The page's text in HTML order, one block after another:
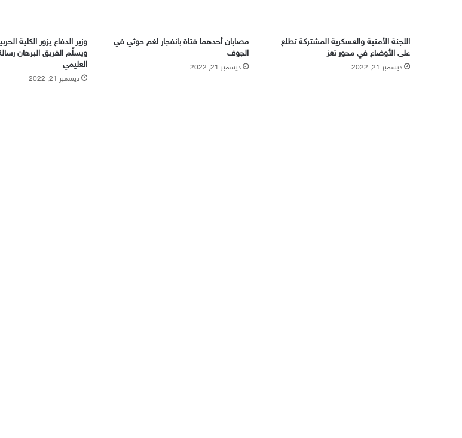
اللجنة الأمنية والعسكرية المشتركة تطلع
على الأوضاع في محور تعز
ديسمبر 21, 2022
مصابان أحدهما فتاة بانفجار لغم حوثي في
الجوف
ديسمبر 21, 2022
وزير الدفاع يزور الكلية
ويسلّم الفريق البرهان
العليمي
ديسمبر 21, 2022